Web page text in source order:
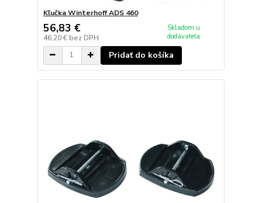
Kľučka Winterhoff ADS 460
56,83 €
46,20 € bez DPH
Skladom u
dodávateľa
Pridať do košíka